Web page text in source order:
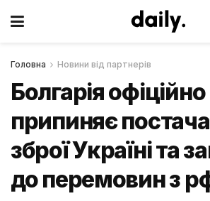
Головна Новини від партнерів
Болгарія офіційно
припиняє
зброї Україні та
до перемовин з